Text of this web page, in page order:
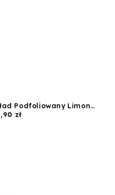
Weber & Weber - Podkład Podfoliowany Limonkowy - 60x50
złCena